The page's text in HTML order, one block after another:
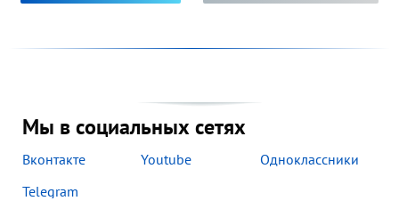
Мы в социальных сетях
Вконтакте Youtube
Одноклассники
Telegram